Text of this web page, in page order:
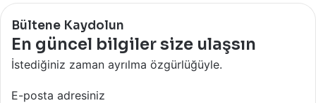
Bültene Kaydolun
En güncel bilgiler size ulaşsın
İstediğiniz zaman ayrılma özgürlüğüyle.
E-posta adresiniz